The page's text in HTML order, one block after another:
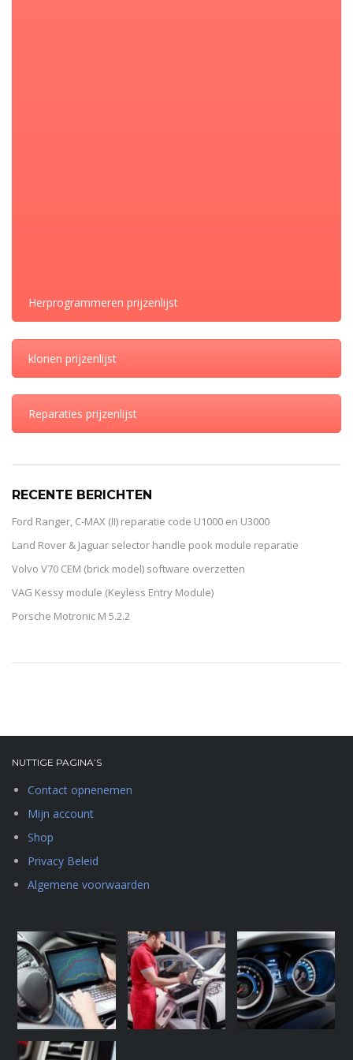
Herprogrammeren prijzenlijst
klonen prijzenlijst
Reparaties prijzenlijst
RECENTE BERICHTEN
Ford Ranger, C-MAX (II) reparatie code U1000 en U3000
Land Rover & Jaguar selector handle pook module reparatie
Volvo V70 CEM (brick model) software overzetten
VAG Kessy module (Keyless Entry Module)
Porsche Motronic M 5.2.2
NUTTIGE PAGINA’S
Contact opnenemen
Mijn account
Shop
Privacy Beleid
Algemene voorwaarden